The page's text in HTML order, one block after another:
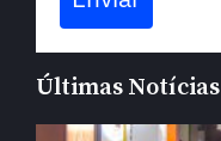
Últimas Notícias